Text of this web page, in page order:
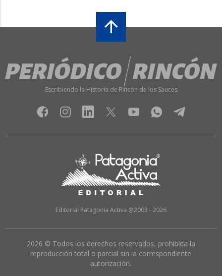
Escribiendo la Historia de Rincón de los Sauces
Editorial Patagonia Activa @2003 - 2026
2026 © Todos los derechos reservados, prohibida la
reproducción total o parcial sin la correspondiente
autorización.